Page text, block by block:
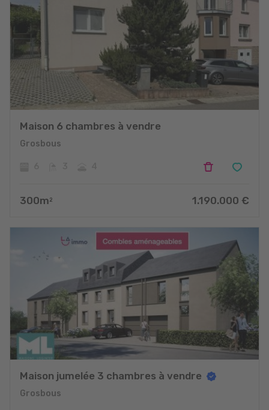
Maison 6 chambres à vendre
Grosbous
300m 2 1.190.000 €
Maison jumelée 3 chambres à vendre
Grosbous